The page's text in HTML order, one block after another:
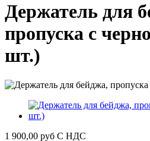
Держатель для
пропуска с
шт.)
1 900,00 руб С НДС